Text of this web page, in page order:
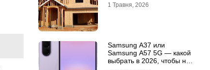
1 Травня, 2026
Samsung A37 или
Samsung A57 5G — какой
выбрать в 2026, чтобы не